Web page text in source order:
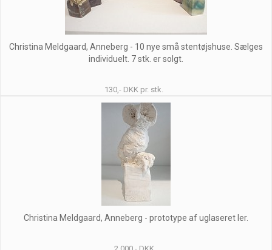
Christina Meldgaard, Anneberg - 10 nye små stentøjshuse. Sælges
individuelt. 7 stk. er solgt.
130,- DKK pr. stk.
Christina Meldgaard, Anneberg - prototype af uglaseret ler.